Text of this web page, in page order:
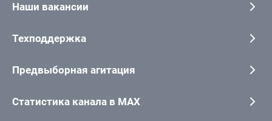
Наши вакансии
Техподдержка
Предвыборная агитация
Статистика канала в MAX